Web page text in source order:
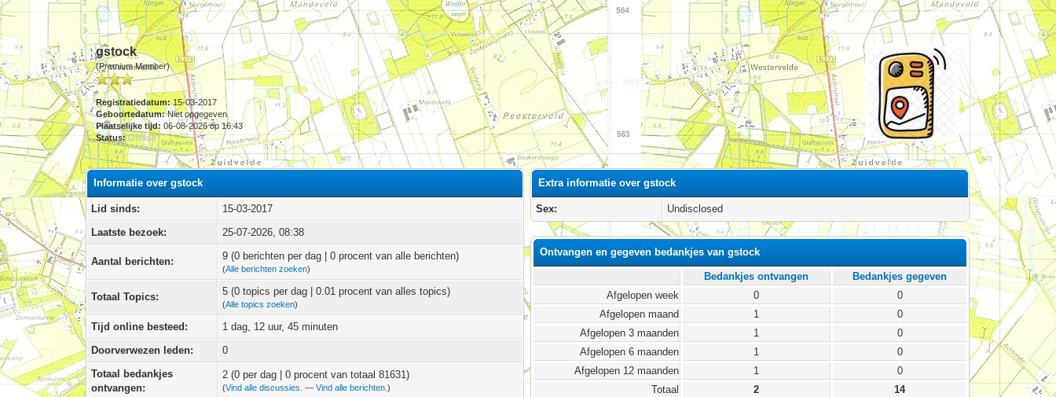
gstock
(Premium Member)
Registratiedatum:15-03-2017
Geboortedatum:Niet opgegeven
Plaatselijke tijd: 06-08-2026 op 16:43
Status: Offline
Informatie over gstock
Lid sinds:
15-03-2017
Laatste bezoek:
25-07-2026, 08:38
Aantal berichten: 9 (0 berichten per dag | 0 procent van alle berichten)
(Alle berichten zoeken)
Totaal Topics: 5 (0 topics per dag | 0.01 procent van alles topics)
(Alle topics zoeken)
Tijd online besteed:
1 dag, 12 uur, 45 minuten
Doorverwezen leden:
0
Totaal bedankjes
ontvangen:
2 (0 per dag | 0 procent van totaal 81631)
(Vind alle discussies. —Vind alle berichten.)
Extra informatie over gstock
Sex: Undisclosed
Ontvangen en gegeven bedankjes van gstock
Bedankjes ontvangen
Bedankjes gegeven
Afgelopen week
0
0
Afgelopen maand
1
0
Afgelopen 3 maanden
1
0
Afgelopen 6 maanden
1
0
Afgelopen 12 maanden
1
0
Totaal
2 14